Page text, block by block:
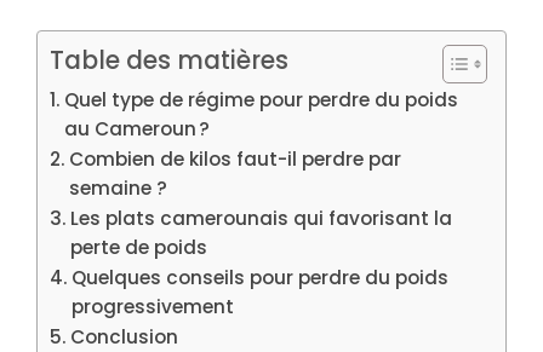
Table des matières
Quel type de régime pour perdre du poids
au Cameroun ?
Combien de kilos faut-il perdre par
semaine ?
Les plats camerounais qui favorisant la
perte de poids
Quelques conseils pour perdre du poids
progressivement
Conclusion